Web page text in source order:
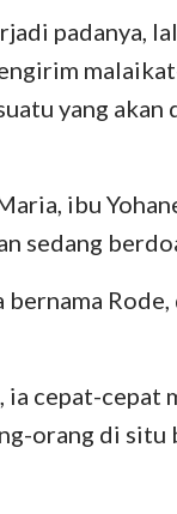
padanya,
yang
ibu
sedang
ia cepat-cepat
orang di situ